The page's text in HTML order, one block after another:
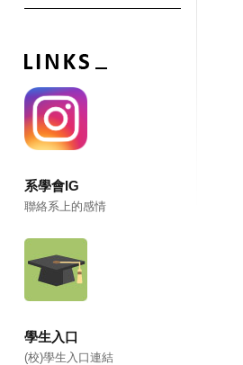
系學會IG
聯絡系上的感情
學生入口
(校)學生入口連結